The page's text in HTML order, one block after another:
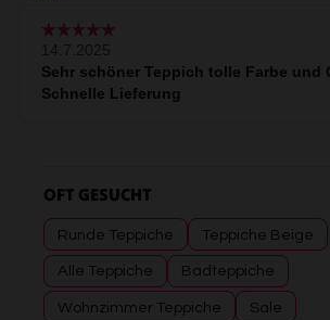
OFT GESUCHT
Runde Teppiche Teppiche Beige
Alle Teppiche Badteppiche
Wohnzimmer Teppiche Sale